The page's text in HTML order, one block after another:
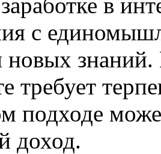
с
новых
требует
подходе
доход.